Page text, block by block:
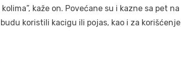
kaže on. Povećane su i kazne sa pet na
koristili kacigu ili pojas, kao i za korišćenje